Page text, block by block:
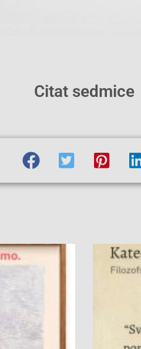
Citat sedmice